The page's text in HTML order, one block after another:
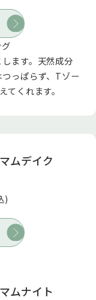
ます。天然成分
っぱらず、Tゾー
くれます。
ムデイク
)
ムナイト